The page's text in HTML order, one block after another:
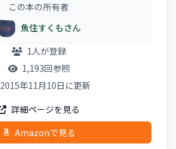
この本の所有者
魚住すくもさん
1人が登録
1,193回参照
2015年11月10日に更新
詳細ページを見る
Amazonで見る